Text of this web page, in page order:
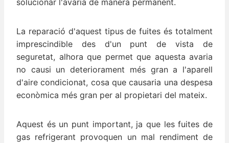
solucionar l'avaria de manera permanent.
La reparació d'aquest tipus de fuites és totalment
imprescindible des d'un punt de vista de
seguretat, alhora que permet que aquesta avaria
no causi un deteriorament més gran a l'aparell
d'aire condicionat, cosa que causaria una despesa
econòmica més gran per al propietari del mateix.
Aquest és un punt important, ja que les fuites de
gas refrigerant provoquen un mal rendiment de